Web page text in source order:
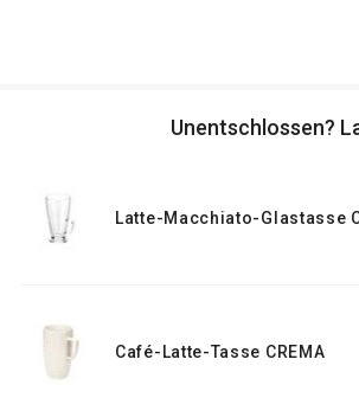
Unentschlossen?
Latte-Macchiato-Glastasse
Café-Latte-Tasse CREMA